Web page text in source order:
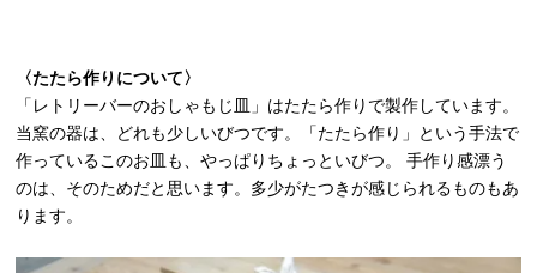
〈たたら作りについて〉
「レトリーバーのおしゃもじ皿」はたたら作りで製作しています。
当窯の器は、どれも少しいびつです。「たたら作り」という手法で
作っているこのお皿も、やっぱりちょっといびつ。 手作り感漂う
のは、そのためだと思います。多少がたつきが感じられるものもあ
ります。